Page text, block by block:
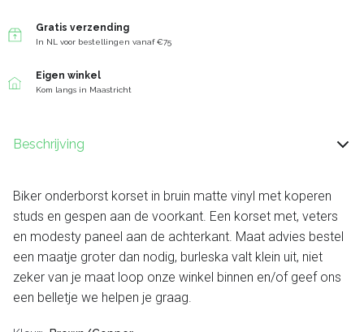
Gratis verzending
In NL voor bestellingen vanaf €75
Eigen winkel
Kom langs in Maastricht
Beschrijving
Biker onderborst korset in bruin matte vinyl met koperen
studs en gespen aan de voorkant. Een korset met, veters
en modesty paneel aan de achterkant. Maat advies bestel
een maatje groter dan nodig, burleska valt klein uit, niet
zeker van je maat loop onze winkel binnen en/of geef ons
een belletje we helpen je graag.